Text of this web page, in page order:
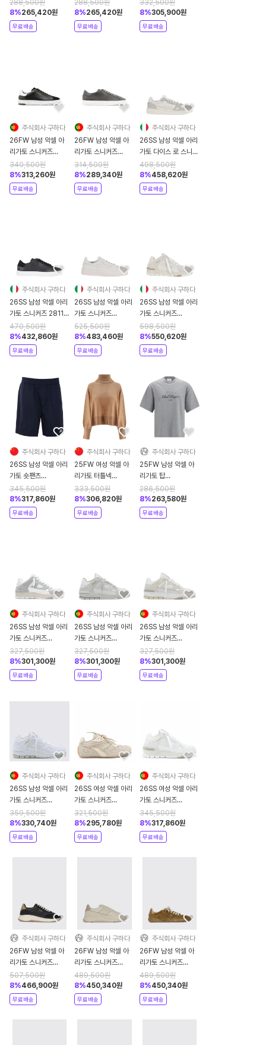
288,500원
8%265,420원
무료배송
288,500원
8%265,420원
무료배송
TOE WHOFW
WHITE
NEUTRALS
332,500원
8%305,900원
무료배송
주식회사 구하다
26FW 남성 악셀 아
리가토 스니커즈
F1028004 ATLAS
BLKWH BLACK
340,500원
8%313,260원
무료배송
주식회사 구하다
26FW 남성 악셀 아
리가토 스니커즈
F2275002
CLEAN 90
DKGRW GREY
314,500원
8%289,340원
무료배송
주식회사 구하다
26SS 남성 악셀 아리
가토 다이스 로 스니커
즈 F1697006 098
White
498,500원
8%458,620원
무료배송
주식회사 구하다
26SS 남성 악셀 아리
가토 스니커즈 28115
098 Grey
470,500원
8%432,860원
무료배송
주식회사 구하다
26SS 남성 악셀 아리
가토 스니커즈
F3559002 098
White
525,500원
8%483,460원
무료배송
주식회사 구하다
26SS 남성 악셀 아리
가토 스니커즈
F2279001 098
White
598,500원
8%550,620원
무료배송
주식회사 구하다
26SS 남성 악셀 아리
가토 숏팬츠
A3809001BLACK
Black
345,500원
8%317,860원
무료배송
주식회사 구하다
25FW 여성 악셀 아
리가토 터틀넥
A3324002CAMEL
333,500원
8%306,820원
무료배송
주식회사 구하다
25FW 남성 악셀 아
리가토 탑
15802671366430
GREY
286,500원
8%263,580원
무료배송
주식회사 구하다
26SS 남성 악셀 아리
가토 스니커즈
F2279003
GREYWHITE
327,500원
8%301,300원
무료배송
주식회사 구하다
26SS 남성 악셀 아리
가토 스니커즈
F3678001
WHITEOFFWHITE
327,500원
8%301,300원
무료배송
주식회사 구하다
26SS 남성 악셀 아리
가토 스니커즈
F1078004
CREMINOWHITE
327,500원
8%301,300원
무료배송
주식회사 구하다
26SS 남성 악셀 아리
가토 스니커즈
F1571001 WHITE
BEIGE
359,500원
8%330,740원
무료배송
주식회사 구하다
26SS 여성 악셀 아리
가토 스니커즈
F3925003TAN
TAN GUM
321,500원
8%295,780원
무료배송
주식회사 구하다
26SS 여성 악셀 아리
가토 스니커즈
F2298001BEIGE
345,500원
8%317,860원
무료배송
주식회사 구하다
26FW 남성 악셀 아
리가토 스니커즈
F3573001 Black
507,500원
8%466,900원
무료배송
주식회사 구하다
26FW 남성 악셀 아
리가토 스니커즈
F2737005 White
489,500원
8%450,340원
무료배송
주식회사 구하다
26FW 남성 악셀 아
리가토 스니커즈
F4286004
Bronze
489,500원
8%450,340원
무료배송